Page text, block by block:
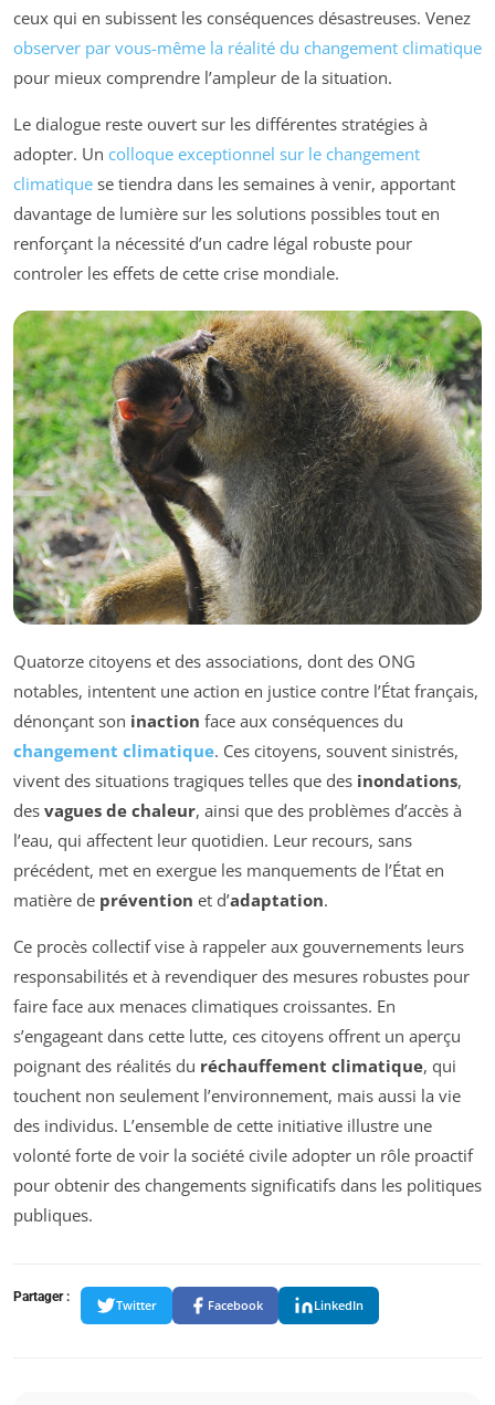
ceux qui en subissent les conséquences désastreuses. Venez
observer par vous-même la réalité du changement climatique
pour mieux comprendre l’ampleur de la situation.
Le dialogue reste ouvert sur les différentes stratégies à
adopter. Un colloque exceptionnel sur le changement
climatique se tiendra dans les semaines à venir, apportant
davantage de lumière sur les solutions possibles tout en
renforçant la nécessité d’un cadre légal robuste pour
controler les effets de cette crise mondiale.
Quatorze citoyens et des associations, dont des ONG
notables, intentent une action en justice contre l’État français,
dénonçant son inaction face aux conséquences du
changement climatique. Ces citoyens, souvent sinistrés,
vivent des situations tragiques telles que des inondations,
des vagues de chaleur, ainsi que des problèmes d’accès à
l’eau, qui affectent leur quotidien. Leur recours, sans
précédent, met en exergue les manquements de l’État en
matière de prévention et d’adaptation.
Ce procès collectif vise à rappeler aux gouvernements leurs
responsabilités et à revendiquer des mesures robustes pour
faire face aux menaces climatiques croissantes. En
s’engageant dans cette lutte, ces citoyens offrent un aperçu
poignant des réalités du réchauffement climatique, qui
touchent non seulement l’environnement, mais aussi la vie
des individus. L’ensemble de cette initiative illustre une
volonté forte de voir la société civile adopter un rôle proactif
pour obtenir des changements significatifs dans les politiques
publiques.
Partager :
Twitter Facebook LinkedIn